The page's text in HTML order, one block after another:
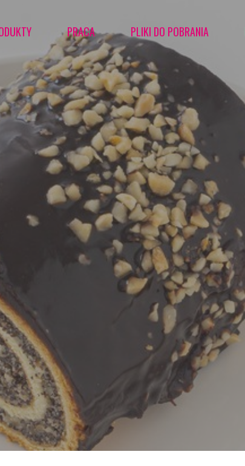
PRACA PLIKI DO POBRANIA